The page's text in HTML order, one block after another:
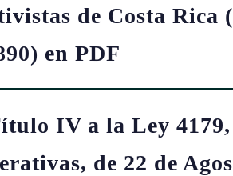
de Costa Rica
en PDF
IV a la Ley
de 22 de